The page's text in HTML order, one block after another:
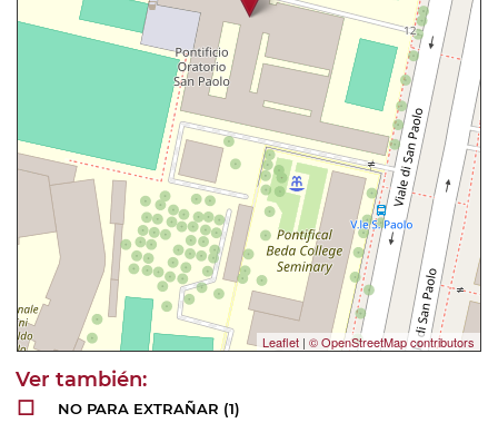
Leaflet | © OpenStreetMap contributors
NO PARA EXTRAÑAR (1)